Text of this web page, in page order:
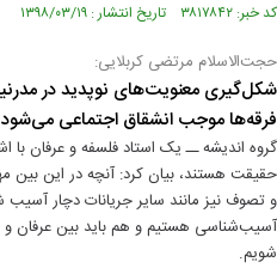
کد خبر: ۳۸۱۷۸۴۲ تاریخ انتشار : ۱۳۹۸/۰۳/۱۹
حجت‌الاسلام مرتضی کربلایی:
شکل‌گیری معنویت‌های نوپدید در
فرقه‌ها موجب انشقاق اجتماعی می‌شود
گروه اندیشه ــ ‌یک استاد فلسفه و عرفان با
حقیقت هستند، بیان کرد: آنچه در این بین
و تصوف نیز مانند سایر جریانات دچار آسیب
آسیب‌شناسی هستیم و هم باید بین عرفان و
شویم.